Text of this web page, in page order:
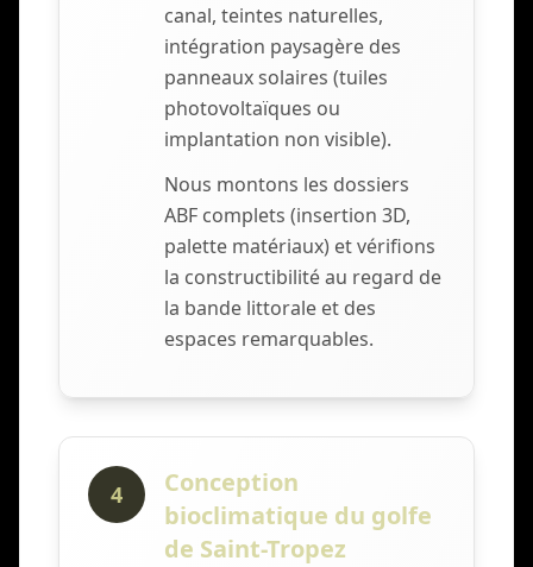
canal, teintes naturelles,
intégration paysagère des
panneaux solaires (tuiles
photovoltaïques ou
implantation non visible).
Nous montons les dossiers
ABF complets (insertion 3D,
palette matériaux) et vérifions
la constructibilité au regard de
la bande littorale et des
espaces remarquables.
4
Conception
bioclimatique du golfe
de Saint-Tropez